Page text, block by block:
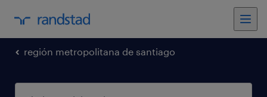
región metropolitana de santiago